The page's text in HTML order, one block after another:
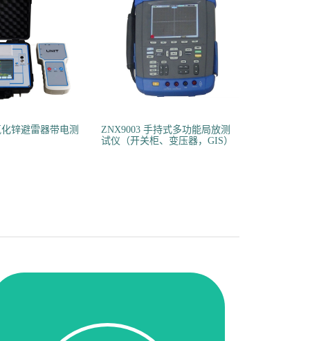
锌避雷器带电测
ZNX9003 手持式多功能局放测
试仪（开关柜、变压器，GIS）